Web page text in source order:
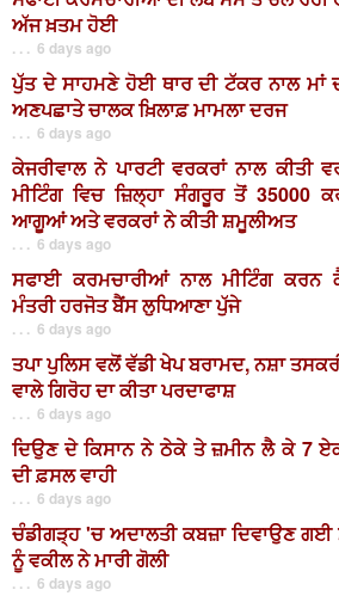
ਅੱਜ ਖ਼ਤਮ ਹੋਈ
. . . 6 days ago
ਪੁੱਤ ਦੇ ਸਾਹਮਣੇ ਹੋਈ ਥਾਰ ਦੀ ਟੱਕਰ ਨਾਲ ਮਾਂ
ਅਣਪਛਾਤੇ ਚਾਲਕ ਖ਼ਿਲਾਫ਼ ਮਾਮਲਾ ਦਰਜ
. . . 6 days ago
ਕੇਜਰੀਵਾਲ ਨੇ ਪਾਰਟੀ ਵਰਕਰਾਂ ਨਾਲ ਕੀਤੀ
ਮੀਟਿੰਗ ਵਿਚ ਜ਼ਿਲ੍ਹਾ ਸੰਗਰੂਰ ਤੋਂ 35000
ਆਗੂਆਂ ਅਤੇ ਵਰਕਰਾਂ ਨੇ ਕੀਤੀ ਸ਼ਮੂਲੀਅਤ
. . . 6 days ago
ਸਫਾਈ ਕਰਮਚਾਰੀਆਂ ਨਾਲ ਮੀਟਿੰਗ ਕਰਨ
ਮੰਤਰੀ ਹਰਜੋਤ ਬੈਂਸ ਲੁਧਿਆਣਾ ਪੁੱਜੇ
. . . 6 days ago
ਤਪਾ ਪੁਲਿਸ ਵਲੋਂ ਵੱਡੀ ਖੇਪ ਬਰਾਮਦ, ਨਸ਼ਾ
ਵਾਲੇ ਗਿਰੋਹ ਦਾ ਕੀਤਾ ਪਰਦਾਫਾਸ਼
. . . 6 days ago
ਦਿਉਣ ਦੇ ਕਿਸਾਨ ਨੇ ਠੇਕੇ ਤੇ ਜ਼ਮੀਨ ਲੈ ਕੇ 7
ਦੀ ਫ਼ਸਲ ਵਾਹੀ
. . . 6 days ago
ਚੰਡੀਗੜ੍ਹ 'ਚ ਅਦਾਲਤੀ ਕਬਜ਼ਾ ਦਿਵਾਉਣ ਗਈ
ਨੂੰ ਵਕੀਲ ਨੇ ਮਾਰੀ ਗੋਲੀ
. . . 6 days ago